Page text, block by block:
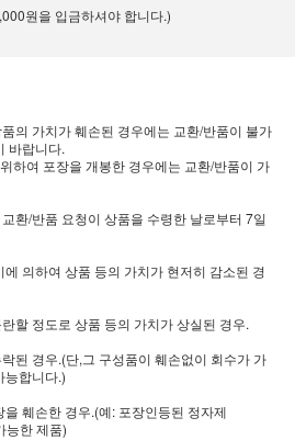
원을 입금하셔야 합니다.)
의 가치가 훼손된 경우에는 교환/반품이 불가
바랍니다.
하여 포장을 개봉한 경우에는 교환/반품이 가
환/반품 요청이 상품을 수령한 날로부터 7일
의하여 상품 등의 가치가 현저히 감소된 경
할 정도로 상품 등의 가치가 상실된 경우.
된 경우.(단,그 구성품이 훼손없이 회수가 가
능합니다.)
훼손한 경우.(예: 포장인등된 정자제
능한 제품)